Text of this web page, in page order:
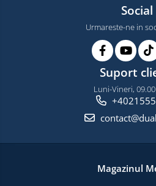
Social
Urmareste-ne in
Suport
Luni-Vineri,
Magazinul